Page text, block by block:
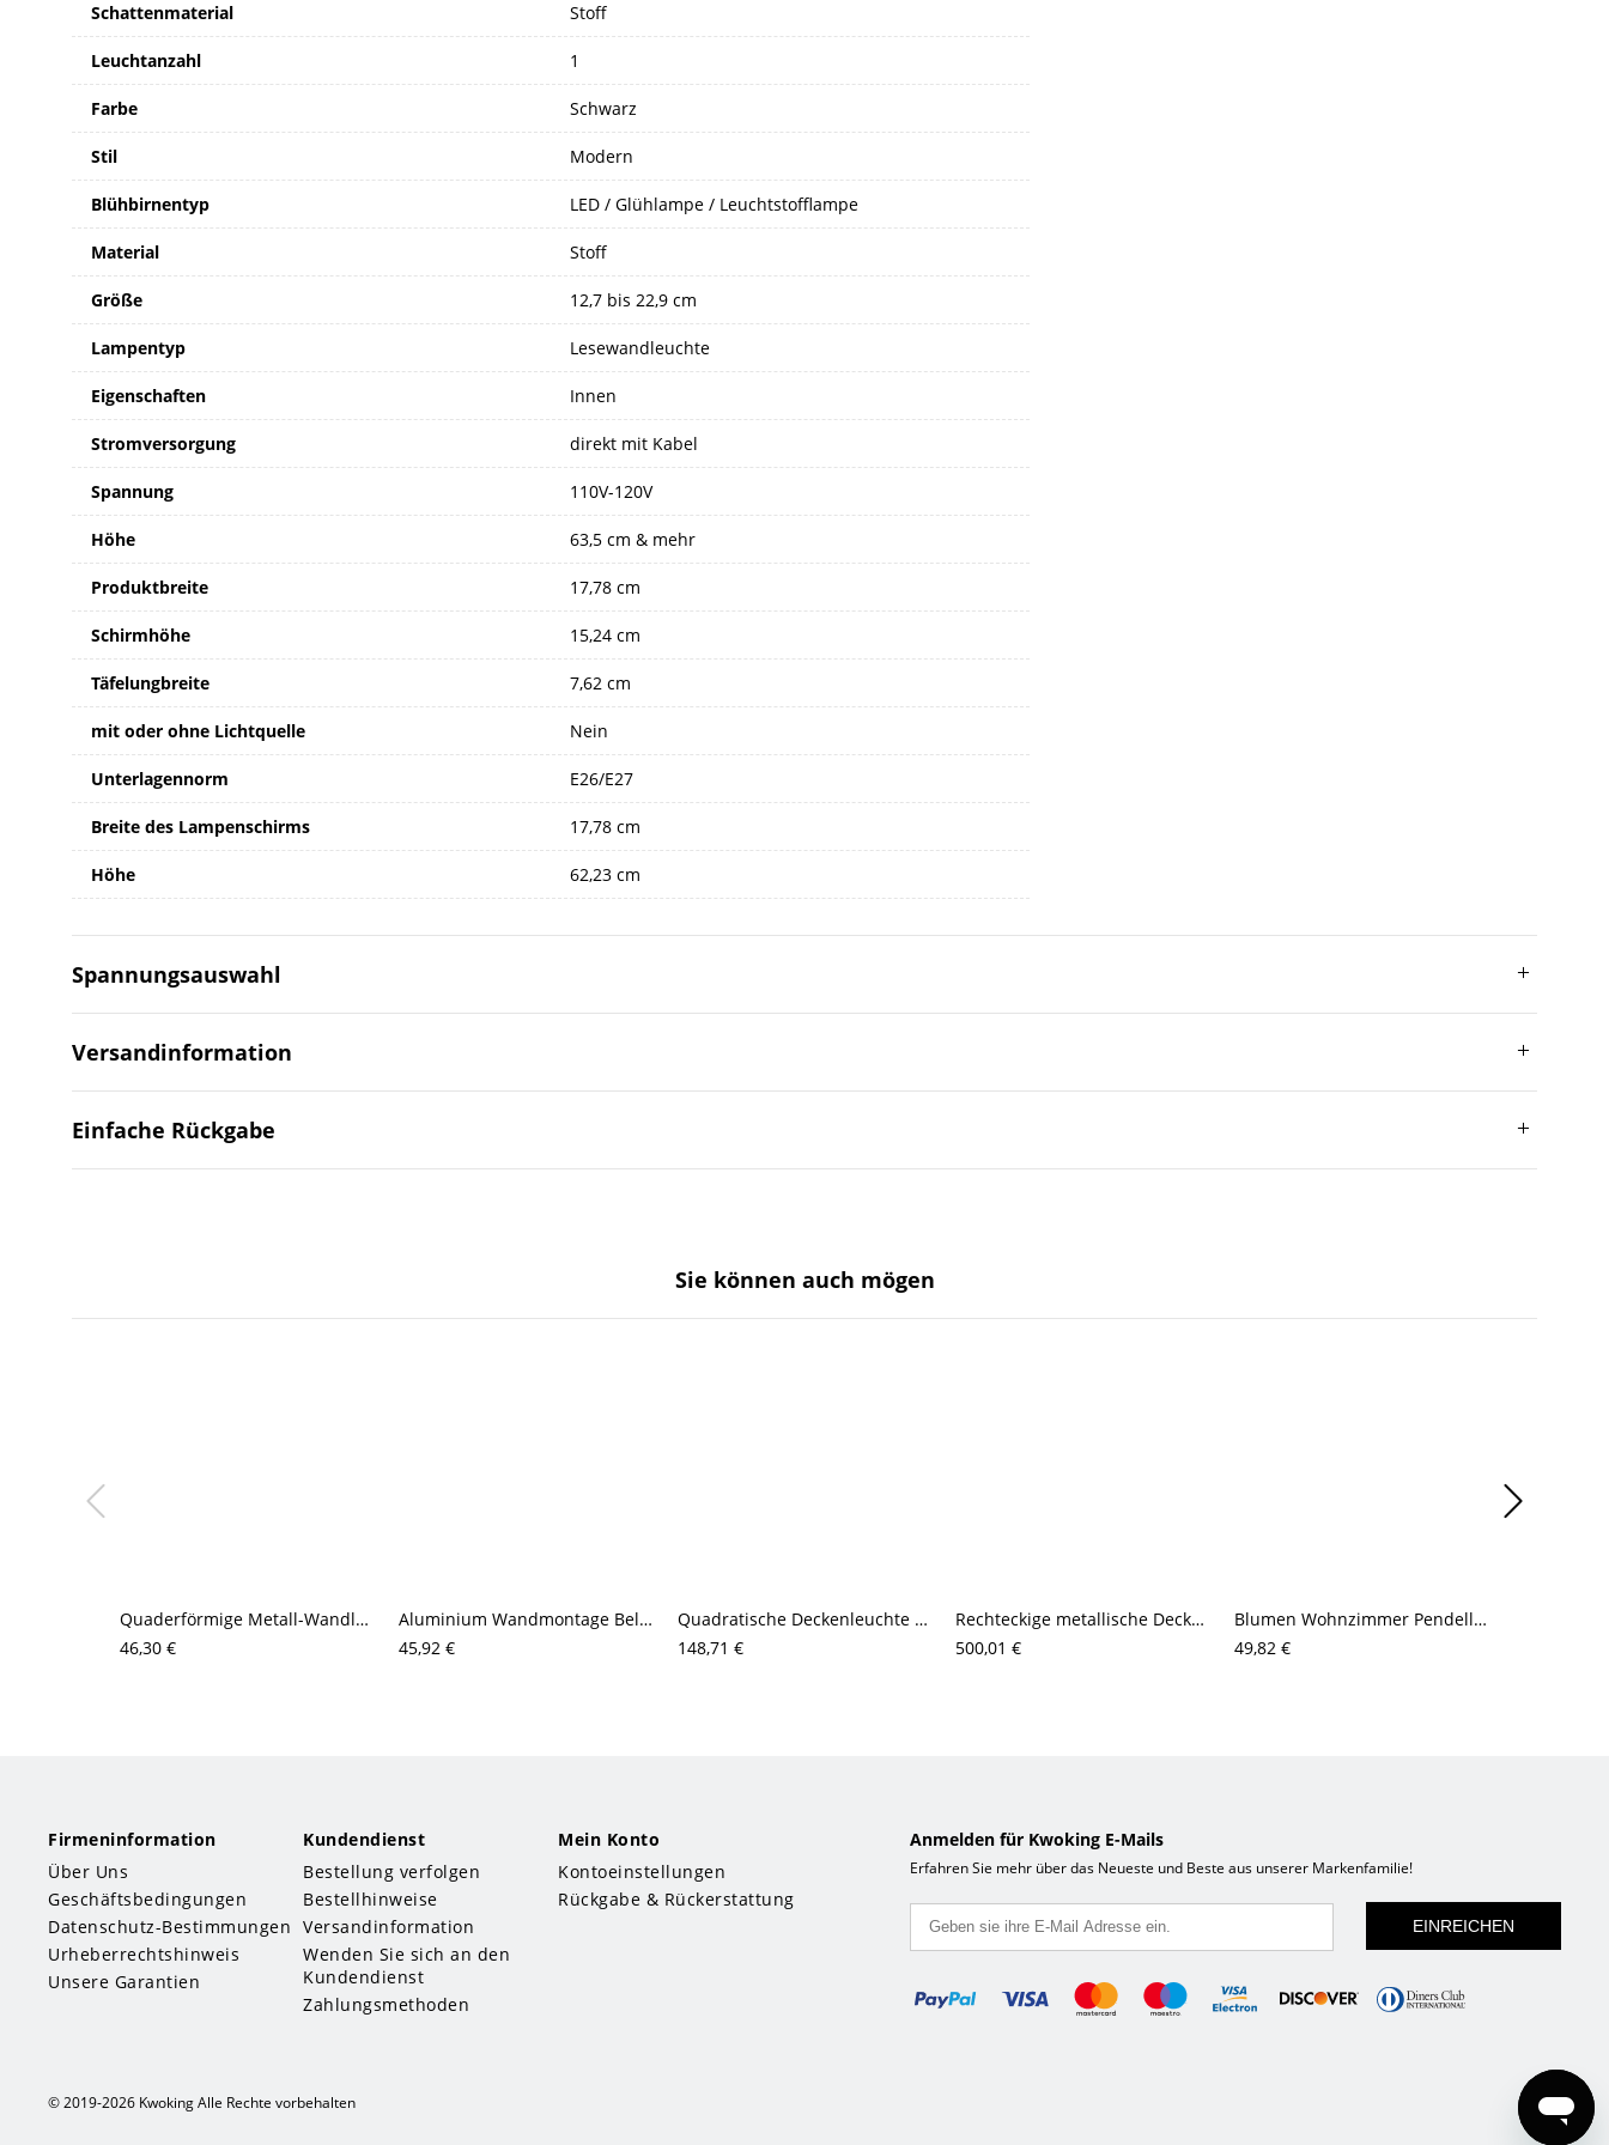
Schattenmaterial Stoff
Leuchtanzahl 1
Farbe Schwarz
Stil Modern
Blühbirnentyp LED / Glühlampe / Leuchtstofflampe
Material Stoff
Größe 12,7 bis 22,9 cm
Lampentyp Lesewandleuchte
Eigenschaften Innen
Stromversorgung direkt mit Kabel
Spannung 110V-120V
Höhe 63,5 cm & mehr
Produktbreite 17,78 cm
Schirmhöhe 15,24 cm
Täfelungbreite 7,62 cm
mit oder ohne Lichtquelle Nein
Unterlagennorm E26/E27
Breite des Lampenschirms 17,78 cm
Höhe 62,23 cm
Spannungsauswahl
Versandinformation
Einfache Rückgabe
Sie können auch mögen
Quaderförmige Metall-Wandlampe mit minimalistischem Design, 2 Köpfe, schwarze Oberfläche, LED-Leuchte mit warmweißem/kaltem Licht
46,30 €
Aluminium Wandmontage Beleuchtung Modern 2 Lichter LED Drehbare Wandleuchte in Schwarz/Silber, Warm/Weißes Licht
45,92 €
Quadratische Deckenleuchte Einfache Metallische LED Weiße Deckenleuchte in Weiß/Warmes Licht für Schlafzimmer, 18"/23.5" Breit
148,71 €
Rechteckige metallische Deckenleuchte mit minimalistischem LED-Weißlicht in Warm-/Weißlicht, 35,5"/43" L
500,01 €
Blumen Wohnzimmer Pendelleuchte Kunststoff 1 Birne Modernismus Deckenabhängungslampe in Schwarz/Rot/Blau
49,82 €
Firmeninformation
Über Uns
Geschäftsbedingungen
Datenschutz-Bestimmungen
Urheberrechtshinweis
Unsere Garantien
Kundendienst
Bestellung verfolgen
Bestellhinweise
Versandinformation
Wenden Sie sich an den
Kundendienst
Zahlungsmethoden
Mein Konto
Kontoeinstellungen
Rückgabe & Rückerstattung
Anmelden für Kwoking E-Mails
Erfahren Sie mehr über das Neueste und Beste aus unserer Markenfamilie!
EINREICHEN
© 2019-2026 Kwoking Alle Rechte vorbehalten